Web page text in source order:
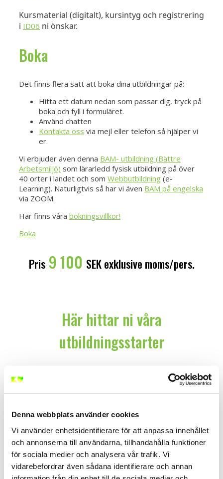
Denna webbplats använder cookies
Vi använder enhetsidentifierare för att anpassa innehållet
och annonserna till användarna, tillhandahålla funktioner
för sociala medier och analysera vår trafik. Vi
vidarebefordrar även sådana identifierare och annan
Kursmaterial (digitalt), kursintyg och registrering
i ID06 ni önskar.
Boka
Det finns flera sätt att boka dina utbildningar på:
Hitta ett datum nedan som passar dig, tryck på
boka och fyll i formuläret.
Använd chatten
Kontakta oss via mejl eller telefon så hjälper vi
er.
Vi erbjuder även denna BAM- utbildning (Bättre
Arbetsmiljö) som lärarledd fysisk utbildning på över
40 orter i landet och som Webbutbildning (e-
Learning). Naturligtvis så har vi även BAM på engelska
via ZOOM.
Här finns våra bokningsvillkor!
Boka
Pris9 100 SEK exklusive moms/pers.
Här hittar ni våra
utbildningsstarter
kombination för att hitta ert nästa
20ellerinfo@kompetensutveckla.se
hittar det ni söker, eller behöver någon annan hjälp.